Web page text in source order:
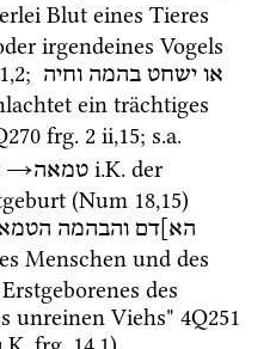
Blut eines Tieres
irgendeines Vogels
,2; או ישחט בהמה וחיה
ein trächtiges
frg. 2 ii,15; s.a.
→טמאה i.K. der
(Num 18,15
הא]דם והבהמה
Menschen und des
des
unreinen Viehs" 4Q251